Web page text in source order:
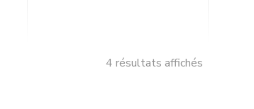
4 résultats affichés